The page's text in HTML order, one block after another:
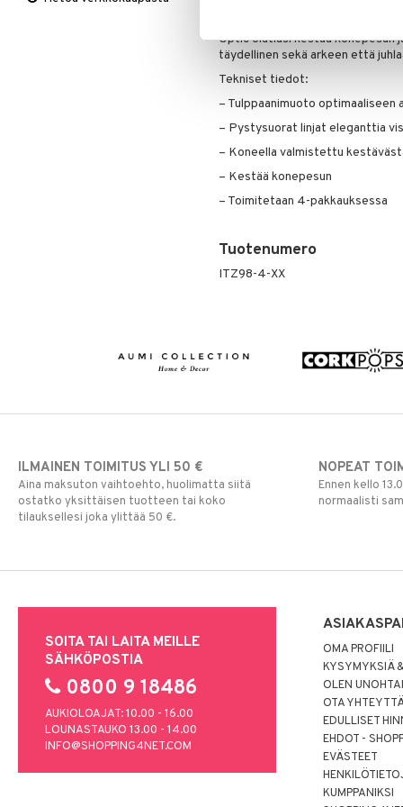
Optic olutlasi kestää konepesun
täydellinen sekä arkeen että
Tekniset tiedot:
– Tulppaanimuoto optimaaliseen
– Pystysuorat linjat eleganttia
– Koneella valmistettu
– Kestää konepesun
– Toimitetaan 4-pakkauksessa
Tuotenumero
ITZ98-4-XX
Vaasit
Lakanat & Tyynyliinat
Viltit & Peitteet
Ruukut
ILMAINEN TOIMITUS YLI 50 €
Aina maksuton vaihtoehto, huolimatta siitä
ostatko yksittäisen tuotteen tai koko
tilauksellesi joka ylittää 50 €.
NOPEAT
Ennen kello
normaalisti
SOITA TAI LAITA MEILLE
SÄHKÖPOSTIA
0800 9 18486
AUKIOLOAJAT: 10.00 - 16.00
LOUNASTAUKO 13.00 - 14.00
INFO@SHOPPING4NET.COM
OMA PROFIILI
KYSYMYKSIÄ
OLEN
OTA
EDULLISET
EHDOT -
EVÄSTEET
KUMPPANIKSI